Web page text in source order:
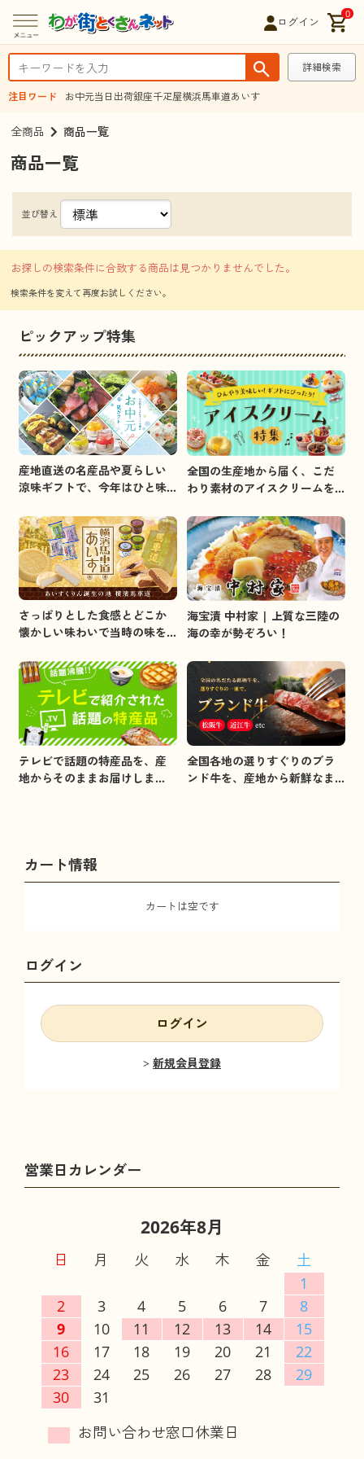
ログイン
0
詳細検索
注目ワード お中元当日出荷銀座千疋屋横浜馬車道あいす
全商品 商品一覧
商品一覧
並び替え
お探しの検索条件に合致する商品は見つかりませんでした。
ピックアップ特集
産地直送の名産品や夏らしい
涼味ギフトで、今年はひと味
全国の生産地から届く、こだ
わり素材のアイスクリームを
さっぱりとした食感とどこか
懐かしい味わいで当時の味を
海宝漬 中村家 | 上質な三陸の
海の幸が勢ぞろい！
テレビで話題の特産品を、産
地からそのままお届けしま
全国各地の選りすぐりのブラ
ンド牛を、産地から新鮮なま
カート情報
カートは空です
ログイン
ログイン
新規会員登録
2026年8月
日 月 火 水 木 金
土
1
2
3 4 5 6 7
8
9
10 11 12 13 14
15
16
17 18 19 20 21
22
23
24 25 26 27 28
29
30
31